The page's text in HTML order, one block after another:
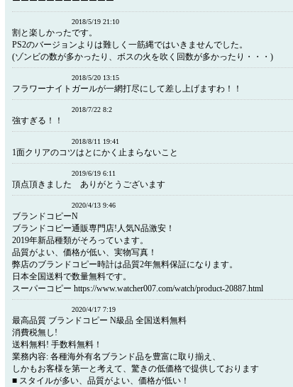
2018/5/19 21:10
割と楽しかったです。
PS2のバージョンよりは難しく一筋縄ではいきませんでした。
(ゾンビの数が多かったり、ボスの火を吹く回数が多かったり・・・)
2018/5/20 13:15
フラワーナイトガールが一網打尽にして差し上げますわ！！
2018/7/22 8:2
強すぎる！！
2018/8/11 19:41
1面クリアのコツはとにかく止まらないこと
2019/6/19 6:11
頂点頂きました ありがとうございます
2020/4/13 9:46
ブランドコピーN
ブランドコピー通販専門店!人気N品激安！
2019年新品種類がそろっています。
品質がよい、価格が低い、実物写真！
弊店のブランドコピー時計は品質2年無料保証になります。
日本全国送料で数量無料です。
スーパーコピー https://www.watcher007.com/watch/product-20887.html
2020/4/17 7:19
最高品質 ブランドコピー N級品 全国送料無料
消費税無し!
送料無料! 手数料無料！
業務内容: 各種海外有名ブランド品を豊富に取り揃え、
しかもお客様を第一と考えて、驚きの低価格で提供しております
■ スタイルが多い、品質がよい、価格が低い！